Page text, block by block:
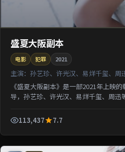
盛夏大阪副本
电影 犯罪 2021
主演： 孙艺珍、许光汉、易烊千玺、周
《盛夏大阪副本》是一部2021年上映
导，孙艺珍、许光汉、易烊千玺、周迅
113,437
7.7